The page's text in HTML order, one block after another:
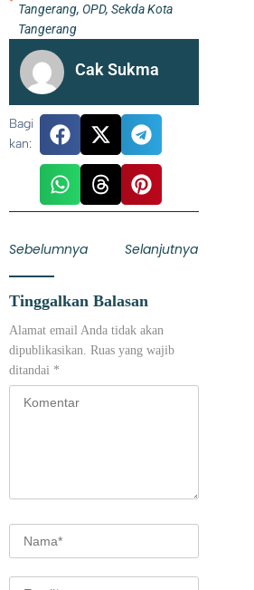
Tangerang,OPD,Sekda Kota
Tangerang
Cak Sukma
Bagi
kan:
Sebelumnya Selanjutnya
Tinggalkan Balasan
Alamat email Anda tidak akan
dipublikasikan. Ruas yang wajib
ditandai *